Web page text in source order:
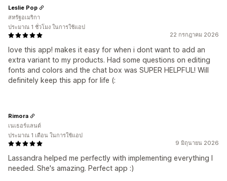
22 กรกฎาคม 2026
love this app! makes it easy for when i dont want to add an
extra variant to my products. Had some questions on editing
fonts and colors and the chat box was SUPER HELPFUL! Will
definitely keep this app for life (:
Leslie Pop
สหรัฐอเมริกา
ประมาณ 1 ชั่วโมง ในการใช้แอป
9 มิถุนายน 2026
Lassandra helped me perfectly with implementing everything I
needed. She's amazing. Perfect app :)
Rimora
เนเธอร์แลนด์
ประมาณ 1 เดือน ในการใช้แอป